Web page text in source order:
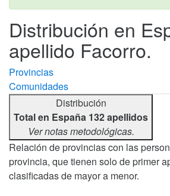
Distribución en
apellido Facorro.
Provincias
Comunidades
Distribución
Total en España 132 apellidos
Ver notas metodológicas.
Relación de provincias con las
provincia, que tienen solo de primer
clasificadas de mayor a menor.